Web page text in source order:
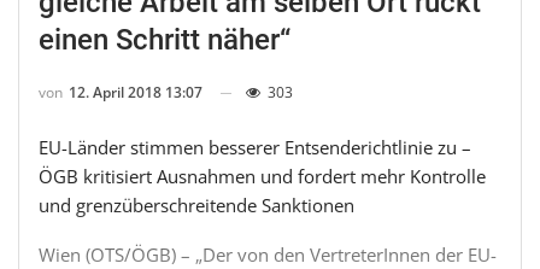
einen Schritt näher“
von 12. April 2018 13:07 303
EU-Länder stimmen besserer Entsenderichtlinie zu –
ÖGB kritisiert Ausnahmen und fordert mehr Kontrolle
und grenzüberschreitende Sanktionen
Wien (OTS/ÖGB) – „Der von den VertreterInnen der EU-